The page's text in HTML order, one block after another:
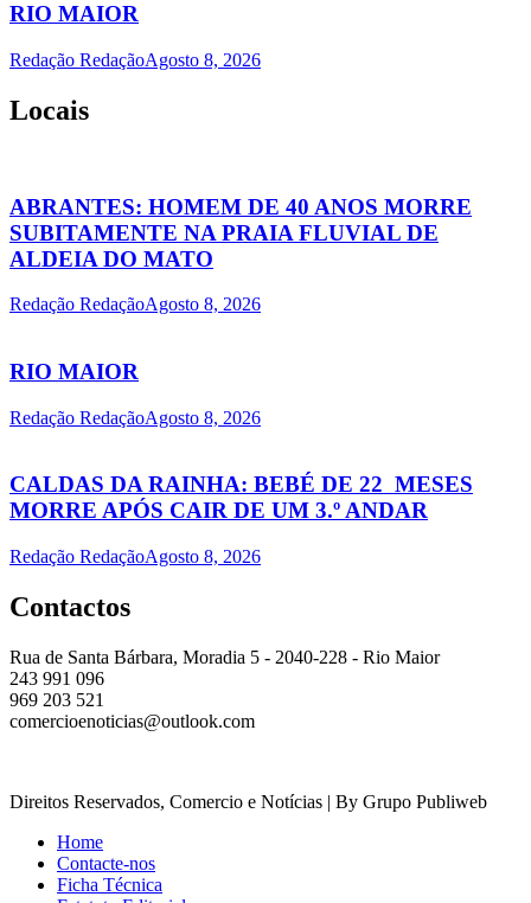
RIO MAIOR
Redação RedaçãoAgosto 8, 2026
Locais
ABRANTES: HOMEM DE 40 ANOS MORRE
SUBITAMENTE NA PRAIA FLUVIAL DE
ALDEIA DO MATO
Redação RedaçãoAgosto 8, 2026
RIO MAIOR
Redação RedaçãoAgosto 8, 2026
CALDAS DA RAINHA: BEBÉ DE 22 MESES
MORRE APÓS CAIR DE UM 3.º ANDAR
Redação RedaçãoAgosto 8, 2026
Contactos
Rua de Santa Bárbara, Moradia 5 - 2040-228 - Rio Maior
243 991 096
969 203 521
comercioenoticias@outlook.com
Direitos Reservados, Comercio e Notícias | By Grupo Publiweb
Home
Contacte-nos
Ficha Técnica